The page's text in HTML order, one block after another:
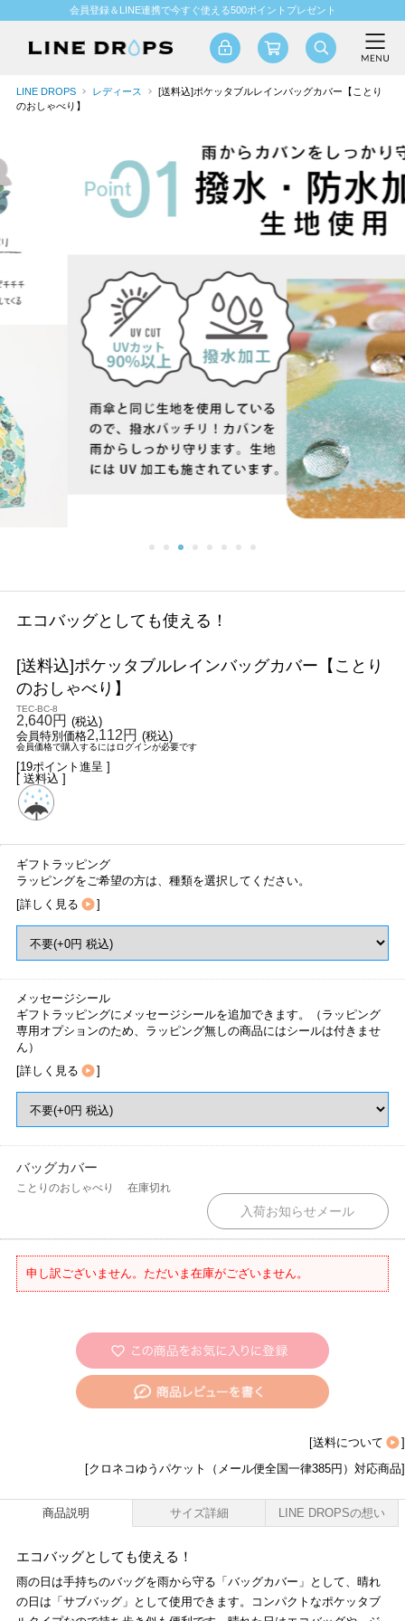
会員登録＆LINE連携で今すぐ使える500ポイントプレゼント
LINE DROPS レディース
[送料込]ポケッタブルレインバッグカバー【ことり
のおしゃべり】
エコバッグとしても使える！
[送料込]ポケッタブルレインバッグカバー【ことり
のおしゃべり】
TEC-BC-8
2,640円 (税込)
会員特別価格2,112円 (税込)
会員価格で購入するにはログインが必要です
[19ポイント進呈 ]
[ 送料込 ]
ギフトラッピング
ラッピングをご希望の方は、種類を選択してください。
[詳しく見る ]
メッセージシール
ギフトラッピングにメッセージシールを追加できます。（ラッピング
専用オプションのため、ラッピング無しの商品にはシールは付きませ
ん）
[詳しく見る ]
バッグカバー
ことりのおしゃべり 在庫切れ
申し訳ございません。ただいま在庫がございません。
[送料について
]
[クロネコゆうパケット（メール便全国一律385円）対応商品]
商品説明 サイズ詳細 LINE DROPSの想い
エコバッグとしても使える！
雨の日は手持ちのバッグを雨から守る「バッグカバー」として、晴れ
の日は「サブバッグ」として使用できます。コンパクトなポケッタブ